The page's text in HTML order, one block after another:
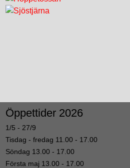
Öppettider 2026
1/5 - 27/9
Tisdag - fredag 11.00 - 17.00
Söndag 13.00 - 17.00
Första maj 13.00 - 17.00